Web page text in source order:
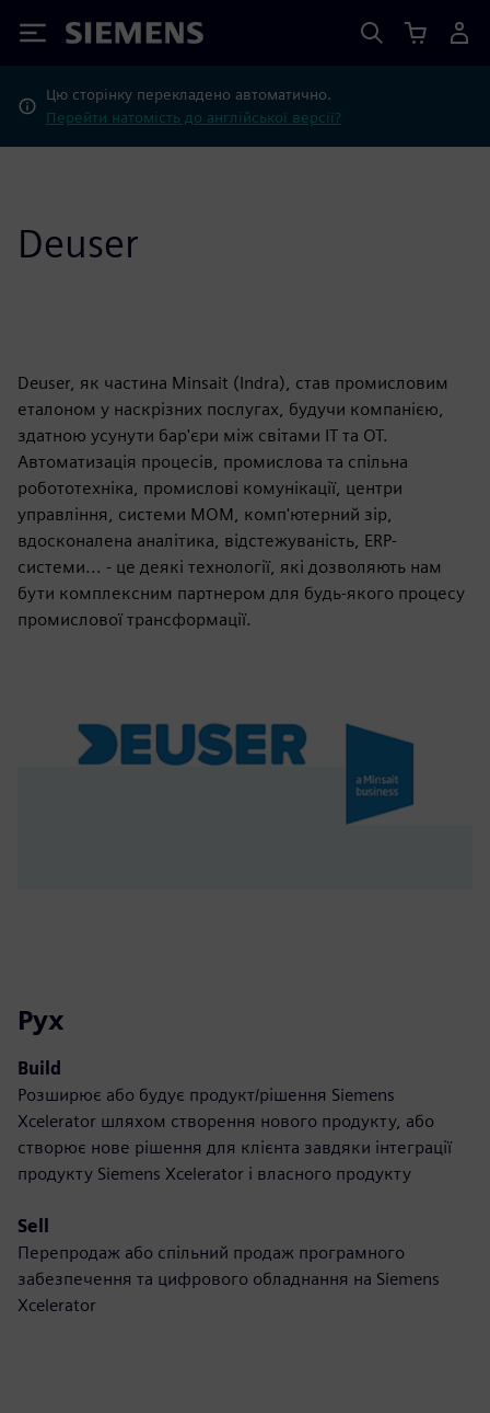
Siemens
Цю сторінку перекладено автоматично.
Перейти натомість до англійської версії?
Deuser
Deuser, як частина Minsait (Indra), став промисловим
еталоном у наскрізних послугах, будучи компанією,
здатною усунути бар'єри між світами ІТ та ОТ.
Автоматизація процесів, промислова та спільна
робототехніка, промислові комунікації, центри
управління, системи МОМ, комп'ютерний зір,
вдосконалена аналітика, відстежуваність, ERP-
системи... - це деякі технології, які дозволяють нам
бути комплексним партнером для будь-якого процесу
промислової трансформації.
Рух
Build
Розширює або будує продукт/рішення Siemens
Xcelerator шляхом створення нового продукту, або
створює нове рішення для клієнта завдяки інтеграції
продукту Siemens Xcelerator і власного продукту
Sell
Перепродаж або спільний продаж програмного
забезпечення та цифрового обладнання на Siemens
Xcelerator